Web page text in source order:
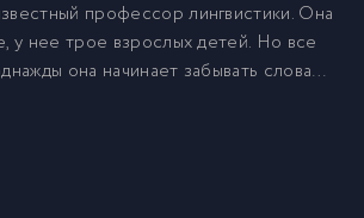
профессор лингвистики. Она
у нее трое взрослых детей. Но все
она начинает забывать слова…